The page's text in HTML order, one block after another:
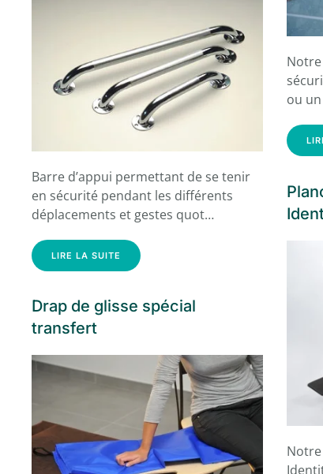
Barre d’appui permettant de se tenir
en sécurité pendant les différents
déplacements et gestes quot…
LIRE LA SUITE
ou
Drap de glisse spécial
transfert